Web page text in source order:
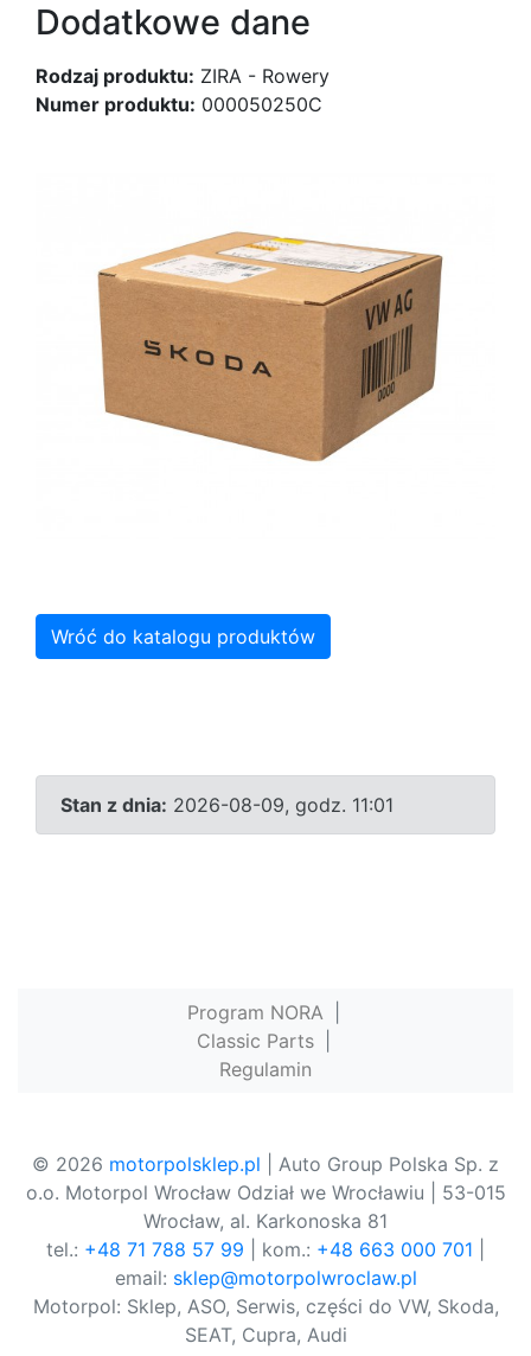
Dodatkowe dane
Rodzaj produktu: ZIRA - Rowery
Numer produktu: 000050250C
Wróć do katalogu produktów
Stan z dnia: 2026-08-09, godz. 11:01
Program NORA
Classic Parts
Regulamin
© 2026 motorpolsklep.pl | Auto Group Polska Sp. z
o.o. Motorpol Wrocław Odział we Wrocławiu | 53-015
Wrocław, al. Karkonoska 81
tel.: +48 71 788 57 99 | kom.: +48 663 000 701
email: sklep@motorpolwroclaw.pl
Motorpol: Sklep, ASO, Serwis, części do VW, Skoda,
SEAT, Cupra, Audi